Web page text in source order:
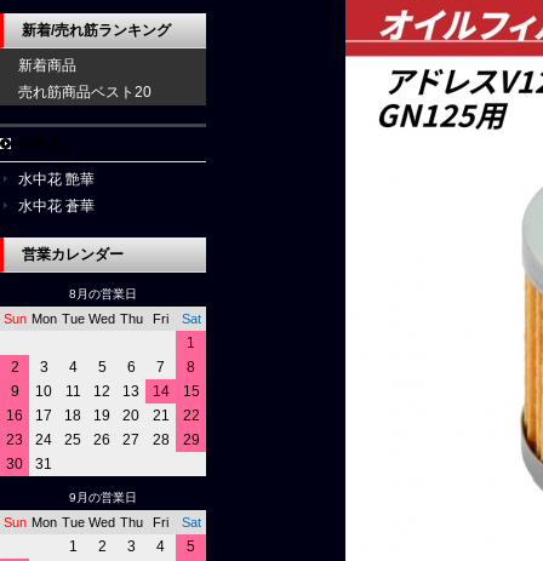
新着/売れ筋ランキング
新着商品
売れ筋商品ベスト20
水中花 艶華
水中花 蒼華
営業カレンダー
8月の営業日
Sun Mon Tue Wed Thu Fri Sat
1
2
3 4 5 6 7
8
9
10 11 12 13 14
15
16
17 18 19 20 21
22
23
24 25 26 27 28
29
30
31
9月の営業日
Sun Mon Tue Wed Thu Fri Sat
1 2 3 4
5